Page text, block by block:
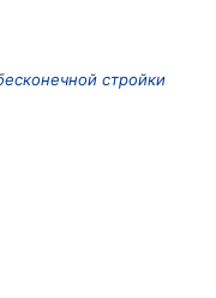
стройки